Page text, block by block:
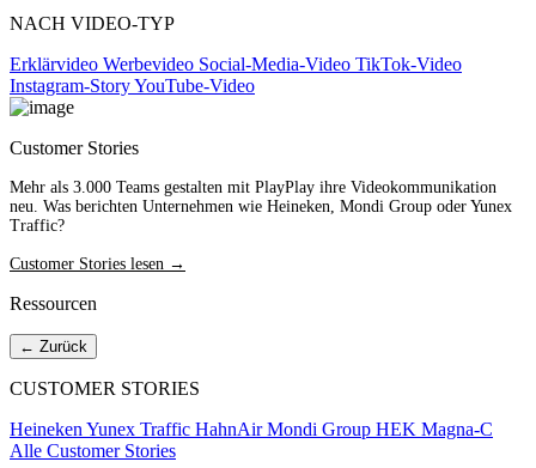
NACH VIDEO-TYP
Erklärvideo Werbevideo Social-Media-Video TikTok-Video
Instagram-StoryYouTube-Video
Customer Stories
Mehr als 3.000 Teams gestalten mit PlayPlay ihre Videokommunikation
neu. Was berichten Unternehmen wie Heineken, Mondi Group oder Yunex
Traffic?
Customer Stories lesen →
Ressourcen
← Zurück
CUSTOMER STORIES
Heineken Yunex Traffic HahnAirMondi Group HEK Magna-C
Alle Customer Stories